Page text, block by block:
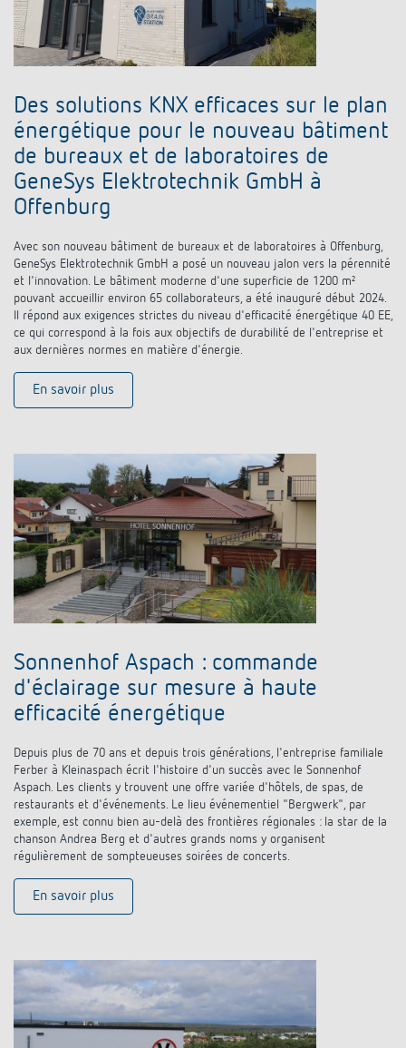
Des solutions KNX efficaces sur le plan
énergétique pour le nouveau bâtiment
de bureaux et de laboratoires de
GeneSys Elektrotechnik GmbH à
Offenburg
Avec son nouveau bâtiment de bureaux et de laboratoires à Offenburg,
GeneSys Elektrotechnik GmbH a posé un nouveau jalon vers la pérennité
et l'innovation. Le bâtiment moderne d'une superficie de 1200 m²
pouvant accueillir environ 65 collaborateurs, a été inauguré début 2024.
Il répond aux exigences strictes du niveau d'efficacité énergétique 40 EE,
ce qui correspond à la fois aux objectifs de durabilité de l'entreprise et
aux dernières normes en matière d'énergie.
En savoir plus
Sonnenhof Aspach : commande
d'éclairage sur mesure à haute
efficacité énergétique
Depuis plus de 70 ans et depuis trois générations, l'entreprise familiale
Ferber à Kleinaspach écrit l'histoire d'un succès avec le Sonnenhof
Aspach. Les clients y trouvent une offre variée d'hôtels, de spas, de
restaurants et d'événements. Le lieu événementiel "Bergwerk", par
exemple, est connu bien au-delà des frontières régionales : la star de la
chanson Andrea Berg et d'autres grands noms y organisent
régulièrement de sompteueuses soirées de concerts.
En savoir plus